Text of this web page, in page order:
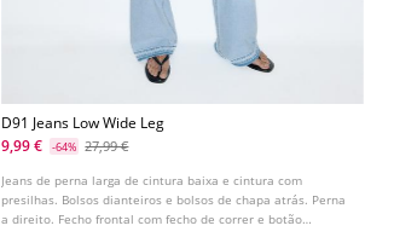
D91 Jeans Low Wide Leg
9,99 €
-64% 27,99 €
Jeans de perna larga de cintura baixa e cintura com
presilhas. Bolsos dianteiros e bolsos de chapa atrás. Perna
a direito. Fecho frontal com fecho de correr e botão